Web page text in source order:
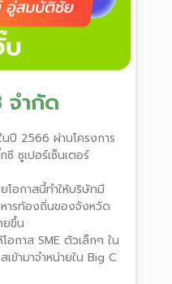
จำกัด
ปี 2566 ผ่านโครงการ
ซูเปอร์เซ็นเตอร์
อกาสนี้ทำให้บริษัทมี
ารท้องถิ่นของจังหวัด
ยขึ้น
กาส SME ตัวเล็กๆ ใน
ข้ามาจำหน่ายใน Big C